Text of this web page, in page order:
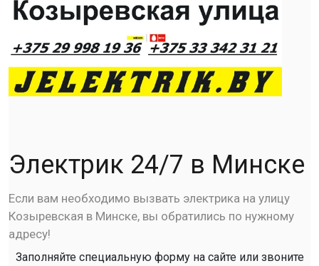
Электрик 24/7 в Минске
Если вам необходимо вызвать электрика на улицу
Козыревская в Минске, вы обратились по нужному
адресу!
Заполняйте специальную форму на сайте или звоните